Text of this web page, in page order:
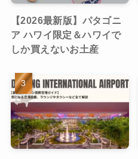
【2026最新版】パタゴニ
ア ハワイ限定＆ハワイで
しか買えないお土産